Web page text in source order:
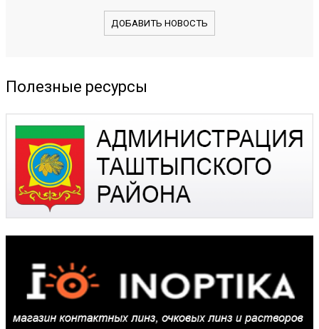
ДОБАВИТЬ НОВОСТЬ
Полезные ресурсы